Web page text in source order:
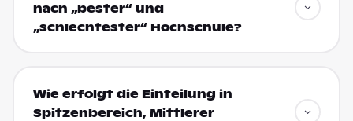
nach „bester“ und
„schlechtester“ Hochschule?
Wie erfolgt die Einteilung in
Spitzenbereich, Mittlerer